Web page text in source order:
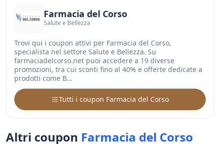
Farmacia del Corso
Salute e Bellezza
Trovi qui i coupon attivi per Farmacia del Corso,
specialista nel settore Salute e Bellezza. Su
farmaciadelcorso.net puoi accedere a 19 diverse
promozioni, tra cui sconti fino al 40% e offerte dedicate a
prodotti come B…
Tutti i coupon Farmacia del Corso
Altri coupon Farmacia del Corso